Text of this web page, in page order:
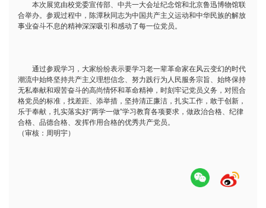
本次展览由校党委宣传部、中共一大会址纪念馆和北京鲁迅博物馆联
合举办。参观过程中，陈潭秋同志为中国共产主义运动和中华民族的解放
事业奋斗不息的精神深深吸引和感动了每一位党员。
通过参观学习，大家纷纷表示要学习老一辈革命家在风云变幻的时代
潮流中始终坚持共产主义理想信念、努力践行为人民服务宗旨、始终保持
无私奉献和艰苦奋斗的高尚情怀和革命精神，时刻牢记党员义务，对照合
格党员的标准，找差距、添举措，坚持清正廉洁，扎实工作，敢于创新，
乐于奉献，扎实落实好“两学一做”学习教育各项要求，做政治合格、纪律
合格、品德合格、发挥作用合格的优秀共产党员。
（审核：周明宇）